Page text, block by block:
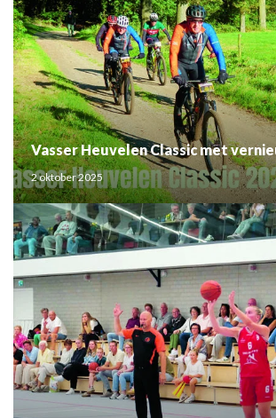
Vasser
2 oktober 2025